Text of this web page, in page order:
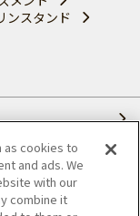
ンスタンド
as cookies to
and ads. We
with our
combine it